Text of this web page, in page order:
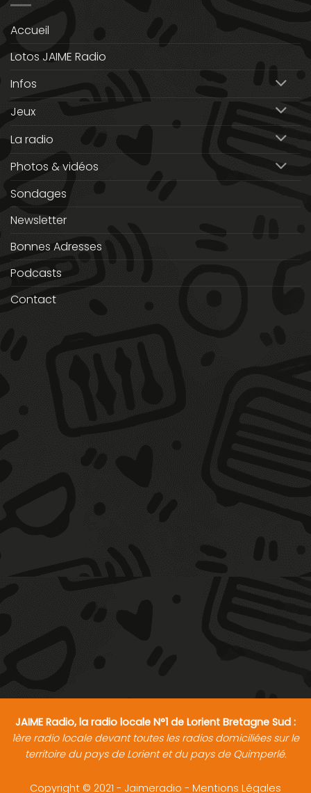
Accueil
Lotos JAIME Radio
Infos
Jeux
La radio
Photos & vidéos
Sondages
Newsletter
Bonnes Adresses
Podcasts
Contact
JAIME Radio, la radio locale N°1 de Lorient Bretagne Sud :
1ère radio locale devant toutes les radios domiciliées sur le
territoire du pays de Lorient et du pays de Quimperlé.
Copyright © 2021 - Jaimeradio - Mentions Légales